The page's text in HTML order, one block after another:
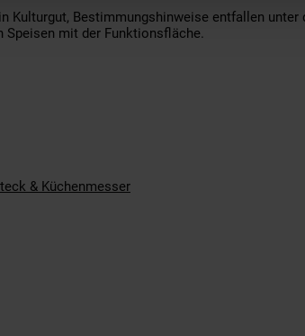
Kulturgut, Bestimmungshinweise entfallen
Speisen mit der Funktionsfläche.
& Küchenmesser